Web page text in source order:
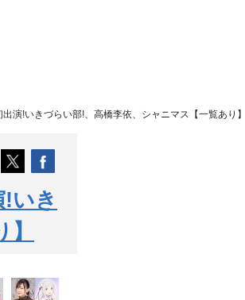
演!いきづらい部!、高橋李依、シャニマス【一覧あり】
いき